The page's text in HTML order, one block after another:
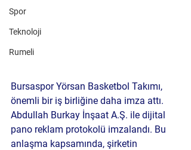
Spor
Teknoloji
Rumeli
Bursaspor Yörsan Basketbol Takımı,
önemli bir iş birliğine daha imza attı.
Abdullah Burkay İnşaat A.Ş. ile dijital
pano reklam protokolü imzalandı. Bu
anlaşma kapsamında, şirketin